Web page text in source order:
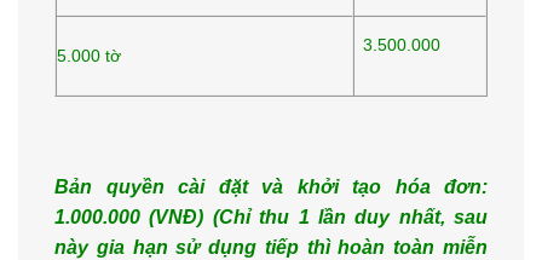
5.000 tờ
3.500.000
Bản quyền cài đặt và khởi tạo hóa đơn:
1.000.000 (VNĐ) (Chỉ thu 1 lần duy nhất, sau
này gia hạnsử dụng tiếp thì hoàn toàn miễn